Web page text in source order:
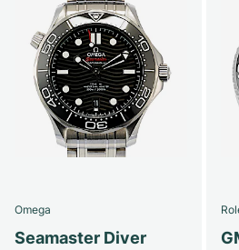
Omega
Seamaster Diver